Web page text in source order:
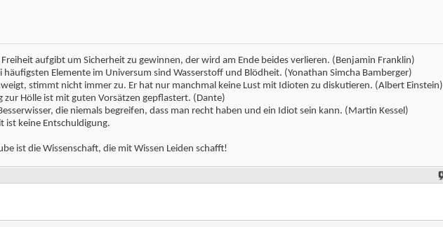
Freiheit aufgibt um Sicherheit zu gewinnen, der wird am Ende beides verlieren. (Benjamin Franklin)
häufigsten Elemente im Universum sind Wasserstoff und Blödheit. (Yonathan Simcha Bamberger)
stimmt nicht immer zu. Er hat nur manchmal keine Lust mit Idioten zu diskutieren. (Albert Einstein)
zur Hölle ist mit guten Vorsätzen gepflastert. (Dante)
die niemals begreifen, dass man recht haben und ein Idiot sein kann. (Martin Kessel)
ist keine Entschuldigung.
ist die Wissenschaft, die mit Wissen Leiden schafft!